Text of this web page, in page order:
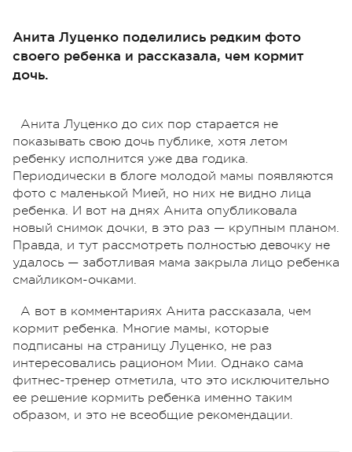
Анита Луценко поделились редким фото
своего ребенка и рассказала, чем кормит
дочь.
Анита Луценко до сих пор старается не
показывать свою дочь публике, хотя летом
ребенку исполнится уже два годика.
Периодически в блоге молодой мамы появляются
фото с маленькой Мией, но них не видно лица
ребенка. И вот на днях Анита опубликовала
новый снимок дочки, в это раз — крупным планом.
Правда, и тут рассмотреть полностью девочку не
удалось — заботливая мама закрыла лицо ребенка
смайликом-очками.
А вот в комментариях Анита рассказала, чем
кормит ребенка. Многие мамы, которые
подписаны на страницу Луценко, не раз
интересовались рационом Мии. Однако сама
фитнес-тренер отметила, что это исключительно
ее решение кормить ребенка именно таким
образом, и это не всеобщие рекомендации.